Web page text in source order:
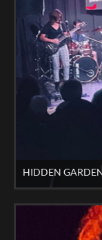
HIDDEN